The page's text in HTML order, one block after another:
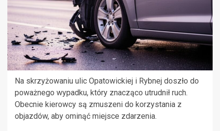
Na skrzyżowaniu ulic Opatowickiej i Rybnej doszło do
poważnego wypadku, który znacząco utrudnił ruch.
Obecnie kierowcy są zmuszeni do korzystania z
objazdów, aby ominąć miejsce zdarzenia.